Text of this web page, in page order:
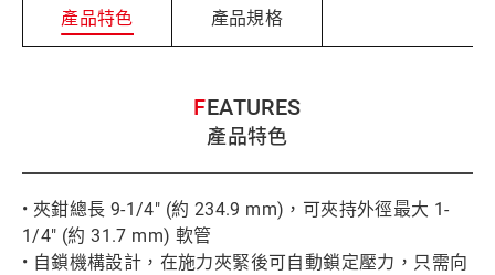
產品特色 產品規格
FEATURES
產品特色
• 夾鉗總長 9-1/4" (約 234.9 mm)，可夾持外徑最大 1-
1/4" (約 31.7 mm) 軟管
• 自鎖機構設計，在施力夾緊後可自動鎖定壓力，只需向